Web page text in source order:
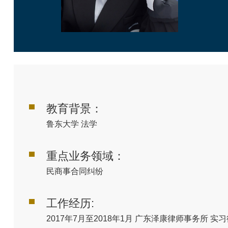
教育背景：
鲁东大学 法学
重点业务领域：
民商事合同纠纷
工作经历:
2017年7月至2018年1月 广东泽康律师事务所 实